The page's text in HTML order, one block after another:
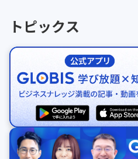
トピックス